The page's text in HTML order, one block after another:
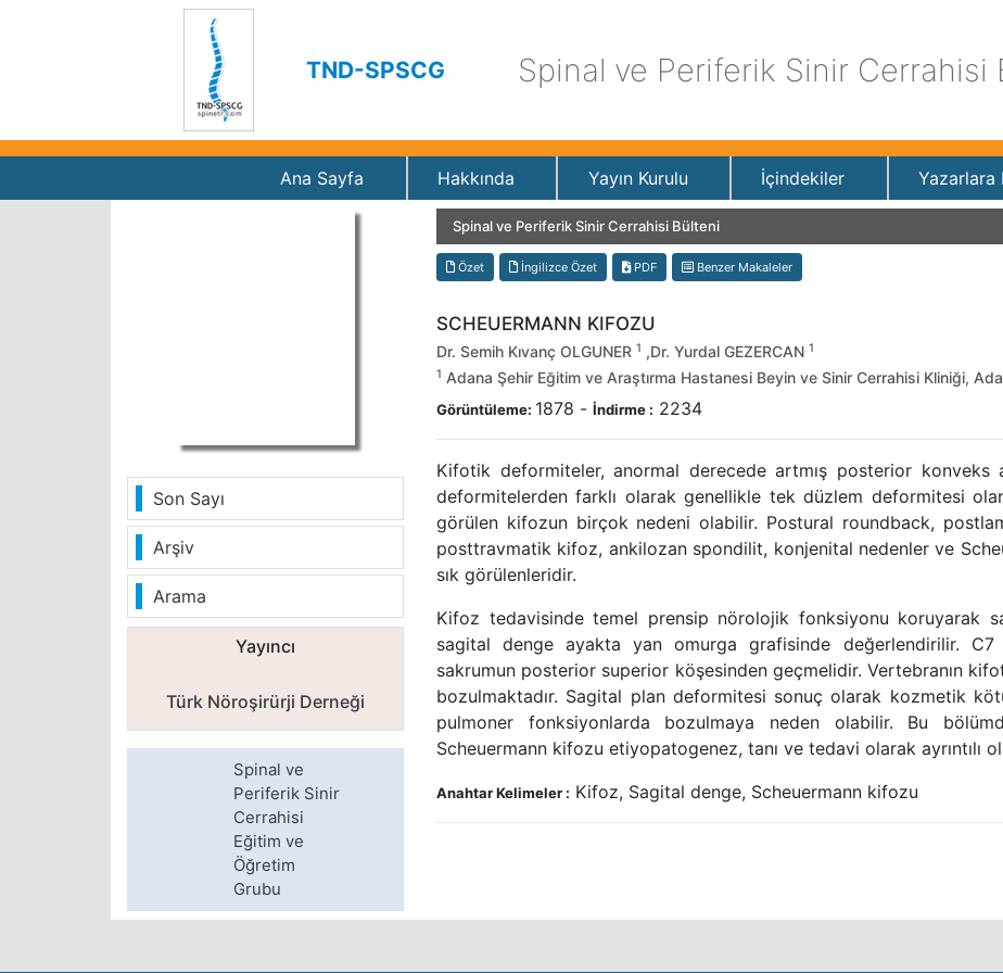
TND-SPSCG Spinal ve Periferik Sinir Cerrahisi
Ana Sayfa Hakkında Yayın Kurulu İçindekiler Yazarlara
Son Sayı
Arşiv
Arama
Yayıncı
Türk Nöroşirürji Derneği
Spinal ve
Periferik Sinir
Cerrahisi
Eğitim ve
Öğretim
Grubu
Spinal ve Periferik Sinir Cerrahisi Bülteni
Özet İngilizce Özet PDF Benzer Makaleler
SCHEUERMANN KIFOZU
Dr. Semih Kıvanç OLGUNER 1 ,Dr. Yurdal GEZERCAN 1
1 Adana Şehir Eğitim ve Araştırma Hastanesi Beyin ve Sinir Cerrahisi Kliniği,
Görüntüleme: 1878 - İndirme : 2234
Kifotik deformiteler, anormal derecede artmış posterior konveks
deformitelerden farklı olarak genellikle tek düzlem deformitesi
görülen kifozun birçok nedeni olabilir. Postural roundback,
posttravmatik kifoz, ankilozan spondilit, konjenital nedenler ve
sık görülenleridir.
Kifoz tedavisinde temel prensip nörolojik fonksiyonu koruyarak
sagital denge ayakta yan omurga grafisinde değerlendirilir. C7
sakrumun posterior superior köşesinden geçmelidir. Vertebranın
bozulmaktadır. Sagital plan deformitesi sonuç olarak kozmetik
pulmoner fonksiyonlarda bozulmaya neden olabilir. Bu
Scheuermann kifozu etiyopatogenez, tanı ve tedavi olarak ayrıntılı
Anahtar Kelimeler : Kifoz, Sagital denge, Scheuermann kifozu